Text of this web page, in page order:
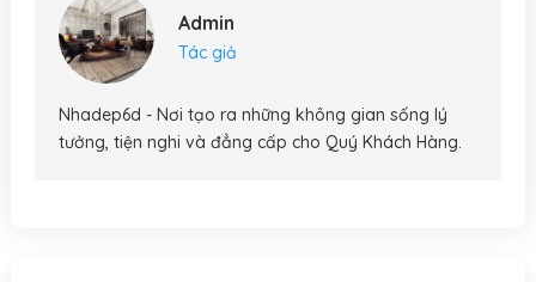
Admin
Tác giả
Nhadep6d - Nơi tạo ra những không gian sống lý
tưởng, tiện nghi và đẳng cấp cho Quý Khách Hàng.